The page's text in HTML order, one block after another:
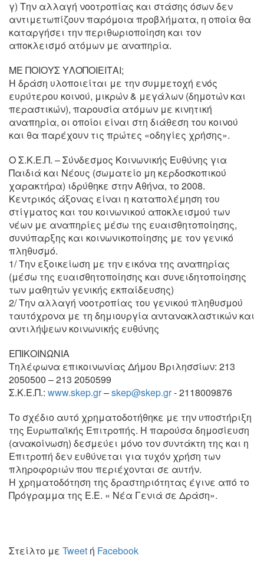
γ) Την αλλαγή νοοτροπίας και στάσης όσων δεν
αντιμετωπίζουν παρόμοια προβλήματα, η οποία θα
καταργήσει την περιθωριοποίηση και τον
αποκλεισμό ατόμων με αναπηρία.
ΜΕ ΠΟΙΟΥΣ ΥΛΟΠΟΙΕΙΤΑΙ;
Η δράση υλοποιείται με την συμμετοχή ενός
ευρύτερου κοινού, μικρών & μεγάλων (δημοτών και
περαστικών), παρουσία ατόμων με κινητική
αναπηρία, οι οποίοι είναι στη διάθεση του κοινού
και θα παρέχουν τις πρώτες «οδηγίες χρήσης».
Ο Σ.Κ.Ε.Π. – Σύνδεσμος Κοινωνικής Ευθύνης για
Παιδιά και Νέους (σωματείο μη κερδοσκοπικού
χαρακτήρα) ιδρύθηκε στην Αθήνα, το 2008.
Κεντρικός άξονας είναι η καταπολέμηση του
στίγματος και του κοινωνικού αποκλεισμού των
νέων με αναπηρίες μέσω της ευαισθητοποίησης,
συνύπαρξης και κοινωνικοποίησης με τον γενικό
πληθυσμό.
1/ Την εξοικείωση με την εικόνα της αναπηρίας
(μέσω της ευαισθητοποίησης και συνειδητοποίησης
των μαθητών γενικής εκπαίδευσης)
2/ Την αλλαγή νοοτροπίας του γενικού πληθυσμού
ταυτόχρονα με τη δημιουργία αντανακλαστικών και
αντιλήψεων κοινωνικής ευθύνης
ΕΠΙΚΟΙΝΩΝΙΑ
Τηλέφωνα επικοινωνίας Δήμου Βριλησσίων: 213
2050500 – 213 2050599
Σ.Κ.Ε.Π.: www.skep.gr–skep@skep.gr- 2118009876
Το σχέδιο αυτό χρηματοδοτήθηκε με την υποστήριξη
της Ευρωπαϊκής Επιτροπής. Η παρούσα δημοσίευση
(ανακοίνωση) δεσμεύει μόνο τον συντάκτη της και η
Επιτροπή δεν ευθύνεται για τυχόν χρήση των
πληροφοριών που περιέχονται σε αυτήν.
Η χρηματοδότηση της δραστηριότητας έγινε από το
Πρόγραμμα της Ε.Ε. « Νέα Γενιά σε Δράση».
Στείλτο με Tweet ή Facebook